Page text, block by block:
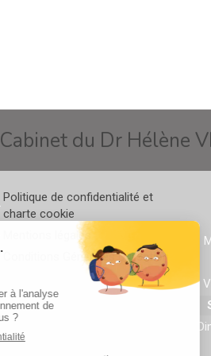
Cabinet du Dr Hélène
Politique de confidentialité et
charte cookie
Mentions légales
Conditions Générales Utilisation